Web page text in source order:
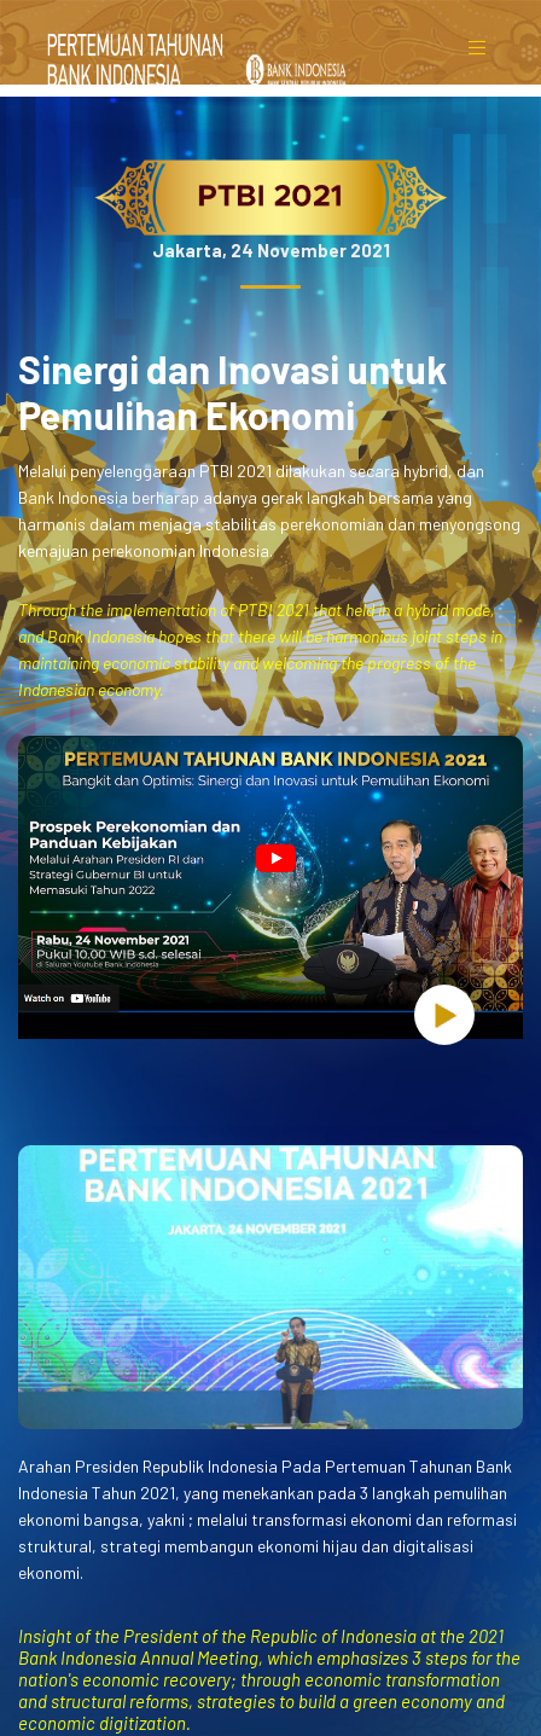
Jakarta, 24 November 2021
Sinergi dan Inovasi untuk
Pemulihan Ekonomi
Melalui penyelenggaraan PTBI 2021 dilakukan secara hybrid, dan
Bank Indonesia berharap adanya gerak langkah bersama yang
harmonis dalam menjaga stabilitas perekonomian dan menyongsong
kemajuan perekonomian Indonesia.
Through the implementation of PTBI 2021 that held in a hybrid mode,
and Bank Indonesia hopes that there will be harmonious joint steps in
maintaining economic stability and welcoming the progress of the
Indonesian economy.
Arahan Presiden Republik Indonesia Pada Pertemuan Tahunan Bank
Indonesia Tahun 2021, yang menekankan pada 3 langkah pemulihan
ekonomi bangsa, yakni ; melalui transformasi ekonomi dan reformasi
struktural, strategi membangun ekonomi hijau dan digitalisasi
ekonomi.
Insight of the President of the Republic of Indonesia at the 2021
Bank Indonesia Annual Meeting, which emphasizes 3 steps for the
nation's economic recovery; through economic transformation
and structural reforms, strategies to build a green economy and
economic digitization.